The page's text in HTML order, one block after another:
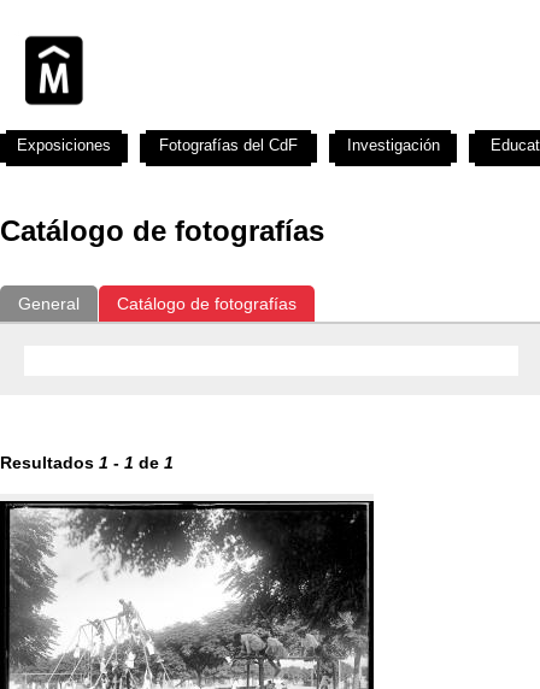
Catálogo de fotografías
General Catálogo de fotografías
Resultados 1 - 1 de 1
Exposiciones Fotografías del CdF Investigación